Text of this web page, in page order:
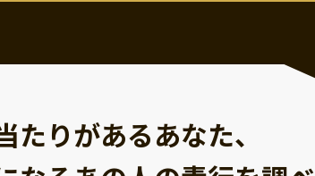
たりがあるあなた、